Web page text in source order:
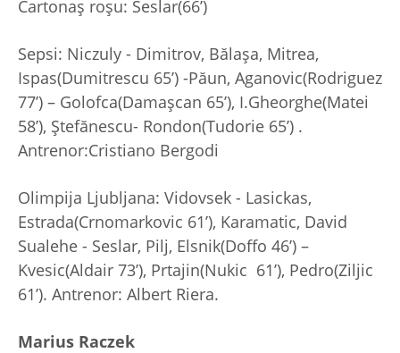
Cartonaș roșu: Seslar(66’)
Sepsi: Niczuly - Dimitrov, Bălașa, Mitrea,
Ispas(Dumitrescu 65’) -Păun, Aganovic(Rodriguez
77’) – Golofca(Damașcan 65’), I.Gheorghe(Matei
58’), Ștefănescu- Rondon(Tudorie 65’) .
Antrenor:Cristiano Bergodi
Olimpija Ljubljana: Vidovsek - Lasickas,
Estrada(Crnomarkovic 61’), Karamatic, David
Sualehe - Seslar, Pilj, Elsnik(Doffo 46’) –
Kvesic(Aldair 73’), Prtajin(Nukic 61’), Pedro(Ziljic
61’). Antrenor: Albert Riera.
Marius Raczek